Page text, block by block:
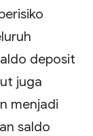
deposit
juga
menjadi
saldo